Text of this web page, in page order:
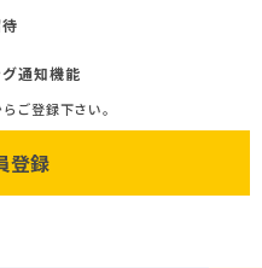
通知機能
ご登録下さい。
登録